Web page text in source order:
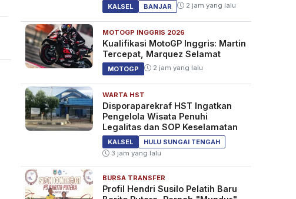
KALSEL BANJAR 2 jam yang lalu
MOTOGP INGGRIS 2026
Kualifikasi MotoGP Inggris: Martin
Tercepat, Marquez Selamat
MOTOGP 2 jam yang lalu
WARTA HST
Disporaparekraf HST Ingatkan
Pengelola Wisata Penuhi
Legalitas dan SOP Keselamatan
KALSEL
HULU SUNGAI TENGAH
3 jam yang lalu
BURSA TRANSFER
Profil Hendri Susilo Pelatih Baru